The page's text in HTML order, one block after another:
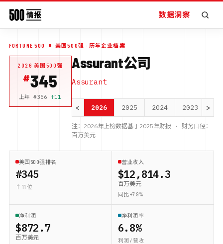
数据洞察
FORTUNE 500 美国500强 · 历年企业档案
2026 美国500强
345
上年 #356 ↑11
Assurant公司
Assurant
< 2026 2025 2024 2023 >
注： 2026年上榜数据基于2025年财报 · 财务口径：
百万美元
美国500强排名
#345
↑ 11 位
营业收入
$12,814.3
百万美元
同比 +7.9%
净利润
$872.7
百万美元
净利润率
6.8%
利润 / 营收